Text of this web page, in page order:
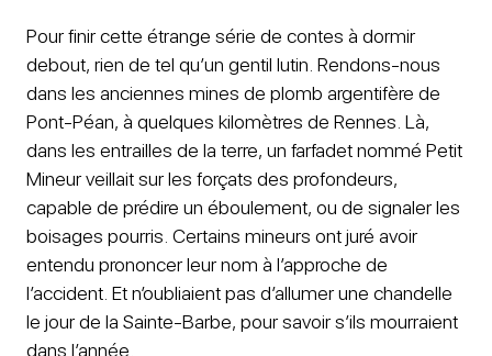
Pour finir cette étrange série de contes à dormir
debout, rien de tel qu’un gentil lutin. Rendons-nous
dans les anciennes mines de plomb argentifère de
Pont-Péan, à quelques kilomètres de Rennes. Là,
dans les entrailles de la terre, un farfadet nommé Petit
Mineur veillait sur les forçats des profondeurs,
capable de prédire un éboulement, ou de signaler les
boisages pourris. Certains mineurs ont juré avoir
entendu prononcer leur nom à l’approche de
l’accident. Et n’oubliaient pas d’allumer une chandelle
le jour de la Sainte-Barbe, pour savoir s’ils mourraient
dans l’année.